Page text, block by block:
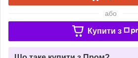
або
Купити з